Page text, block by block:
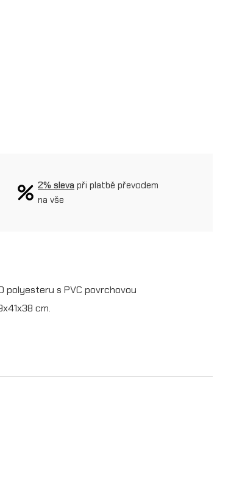
2% sleva při platbě převodem
na vše
polyesteru s PVC povrchovou
cm.